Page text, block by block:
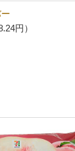
円）